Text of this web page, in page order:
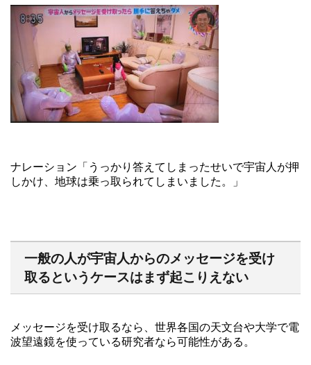
ナレーション「うっかり答えてしまったせいで宇宙人が押
しかけ、地球は乗っ取られてしまいました。」
一般の人が宇宙人からのメッセージを受け
取るというケースはまず起こりえない
メッセージを受け取るなら、世界各国の天文台や大学で電
波望遠鏡を使っている研究者なら可能性がある。